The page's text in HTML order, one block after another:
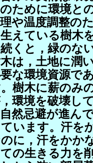
ために環境と
や温度調整の
えている樹木
くと，緑のな
は，土地に潤
な環境資源で
樹木に薪のみ
環境を破壊し
然忌避が進ん
ています。汗を
に，汗をかか
の生きる力を